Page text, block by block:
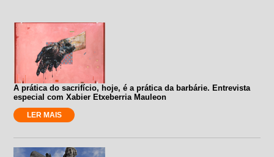
A prática do sacrifício, hoje, é a prática da barbárie. Entrevista
especial com Xabier Etxeberria Mauleon
LER MAIS